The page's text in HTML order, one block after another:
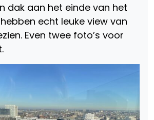
dak aan het einde van het
echt leuke view van
Even twee foto’s voor